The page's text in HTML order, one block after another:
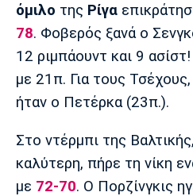
Πόρτο
όμιλο της Ρίγα
78. Φοβερός ξανά ο
12 ριμπάουντ και 9
με 21π. Για τους
ήταν ο Πετέρκα (23π.).
Στο ντέρμπι της
καλύτερη, πήρε τη νίκη
με 72-70. Ο Πορζίνγκις